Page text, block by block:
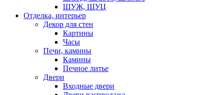
ШУЖ, ШУЦ
Отделка, интерьер
Декор для стен
Картины
Часы
Печи, камины
Камины
Печное литье
Двери
Входные двери